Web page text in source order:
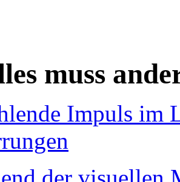
muss
Impuls im